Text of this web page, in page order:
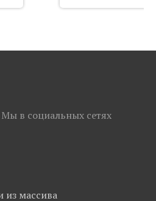
из массива
Мы в социальных сетях